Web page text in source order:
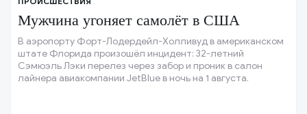
Мужчина угоняет самолёт в США
В аэропорту Форт-Лодердейл-Холливуд в американском
штате Флорида произошёл инцидент: 32-летний
Сэмюэль Лэки перелез через забор и проник в салон
лайнера авиакомпании JetBlue в ночь на 1 августа.